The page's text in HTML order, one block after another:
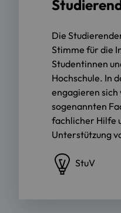
Die
Stimme für die
Studentinnen
Hochschule. In
engagieren
sogenannten
fachlicher Hilfe
Unterstützung
StuV